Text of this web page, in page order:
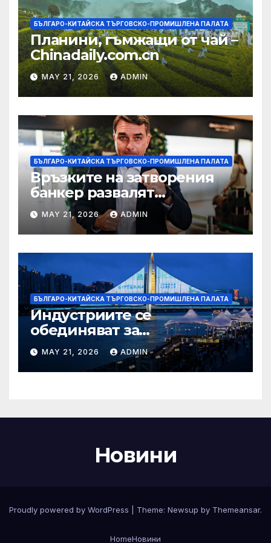
БЪЛГАРО-КИТАЙСКА ТЪРГОВСКО-ПРОМИШЛЕНА ПАЛАТА
Планини, гъмжащи от чай –
Chinadaily.com.cn
MAY 21, 2026 ADMIN
БЪЛГАРО-КИТАЙСКА ТЪРГОВСКО-ПРОМИШЛЕНА ПАЛАТА
Връзките на затворения
банкер развалят
надеждите на Флавио
Болсонаро за президент на
Бразилия
MAY 21, 2026 ADMIN
БЪЛГАРО-КИТАЙСКА ТЪРГОВСКО-ПРОМИШЛЕНА ПАЛАТА
Индустриите се
обединяват за
висококачествен растеж на
културния и
туристическия сектор
MAY 21, 2026 ADMIN
Новини
Proudly powered by WordPress Theme: Newsup by Themeansar.
HomeНовини